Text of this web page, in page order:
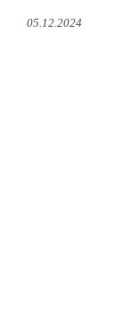
05.12.2024